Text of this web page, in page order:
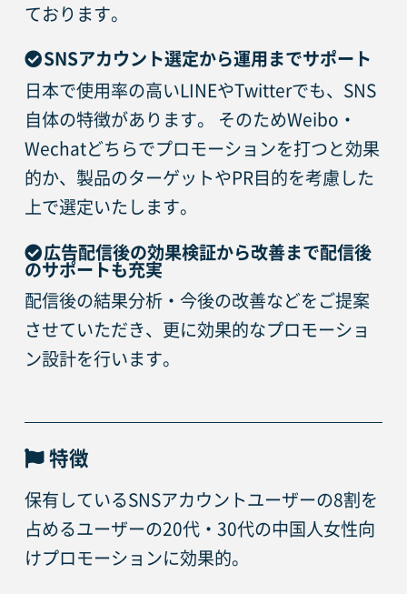
ております。
SNSアカウント選定から運用までサポート
日本で使用率の高いLINEやTwitterでも、SNS
自体の特徴があります。 そのためWeibo・
Wechatどちらでプロモーションを打つと効果
的か、製品のターゲットやPR目的を考慮した
上で選定いたします。
広告配信後の効果検証から改善まで配信後
のサポートも充実
配信後の結果分析・今後の改善などをご提案
させていただき、更に効果的なプロモーショ
ン設計を行います。
特徴
保有しているSNSアカウントユーザーの8割を
占めるユーザーの20代・30代の中国人女性向
けプロモーションに効果的。